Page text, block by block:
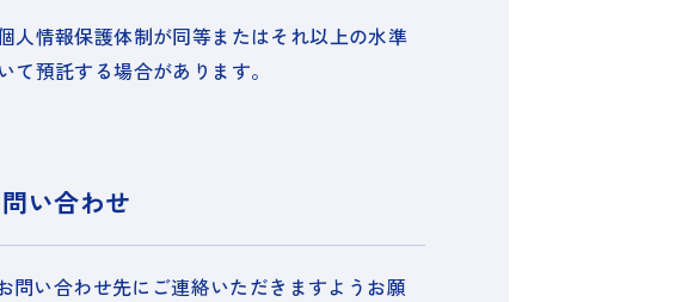
人情報保護体制が同等またはそれ以上の水準
預託する場合があります。
い合わせ
問い合わせ先にご連絡いただきますようお願